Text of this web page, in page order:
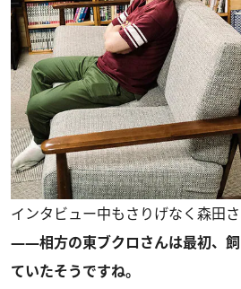
インタビュー中もさりげなく森田
――相方の東ブクロさんは最初、
ていたそうですね。